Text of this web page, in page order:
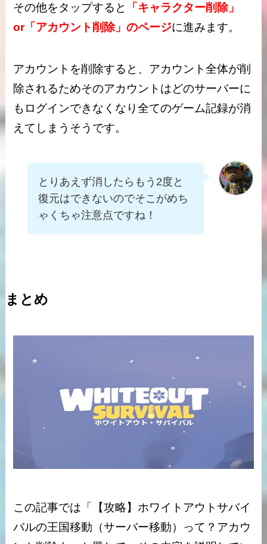
その他をタップすると
「キャラクター削除」
or「アカウント削除」のページに進みます。
アカウントを削除すると、アカウント全体が削
除されるためそのアカウントはどのサーバーに
もログインできなくなり全てのゲーム記録が消
えてしまうそうです。
とりあえず消したらもう2度と
復元はできないのでそこがめち
ゃくちゃ注意点ですね！
まとめ
この記事では「【攻略】ホワイトアウトサバイ
バルの王国移動（サーバー移動）って？アカウ